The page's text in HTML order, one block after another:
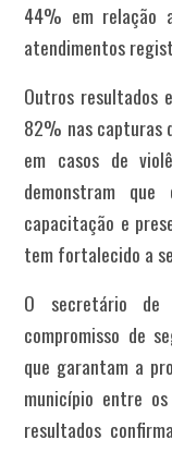
44% em relação
atendimentos
Outros resultados
82% nas capturas
em casos de
demonstram
capacitação e
tem fortalecido a
O secretário de
compromisso de
que garantam a
município entre
resultados